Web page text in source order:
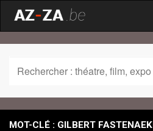
MOT-CLÉ : GILBERT